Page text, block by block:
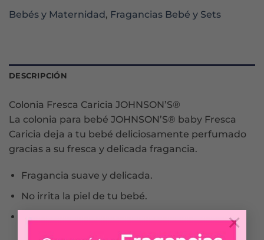
×
Bebés y Maternidad, Fragancias Bebé y Sets
DESCRIPCIÓN
Colonia Fresca Caricia JOHNSON’S®
La colonia para bebé JOHNSON’S® baby Fresca
Caricia deja a tu bebé deliciosamente perfumado
gracias a su fresca y delicada fragancia.
Fragancia suave y delicada.
No irrita la piel de tu bebé.